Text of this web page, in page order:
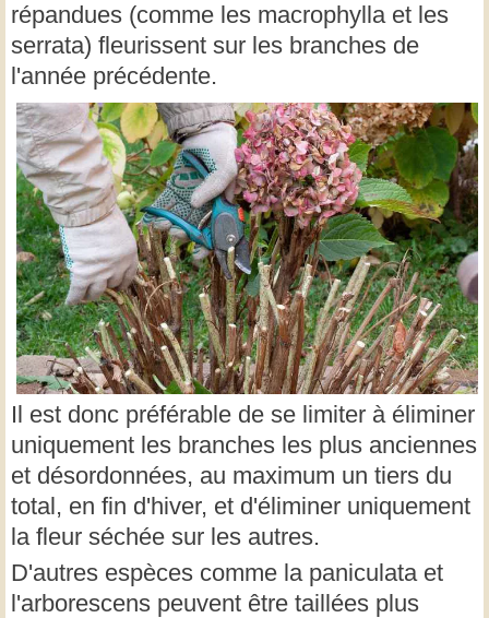
répandues (comme les macrophylla et les
serrata) fleurissent sur les branches de
l'année précédente.
Il est donc préférable de se limiter à éliminer
uniquement les branches les plus anciennes
et désordonnées, au maximum un tiers du
total, en fin d'hiver, et d'éliminer uniquement
la fleur séchée sur les autres.
D'autres espèces comme la paniculata et
l'arborescens peuvent être taillées plus